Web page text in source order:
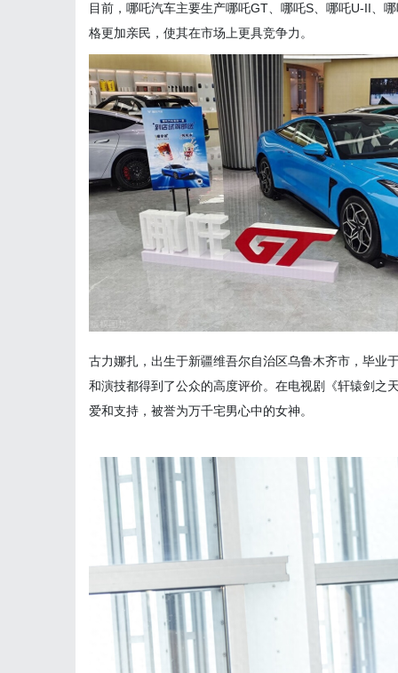
目前，哪吒汽车主要生产哪吒GT、哪吒S、哪吒U-II、
格更加亲民，使其在市场上更具竞争力。
古力娜扎，出生于新疆维吾尔自治区乌鲁木齐市，毕业
和演技都得到了公众的高度评价。在电视剧《轩辕剑之
爱和支持，被誉为万千宅男心中的女神。